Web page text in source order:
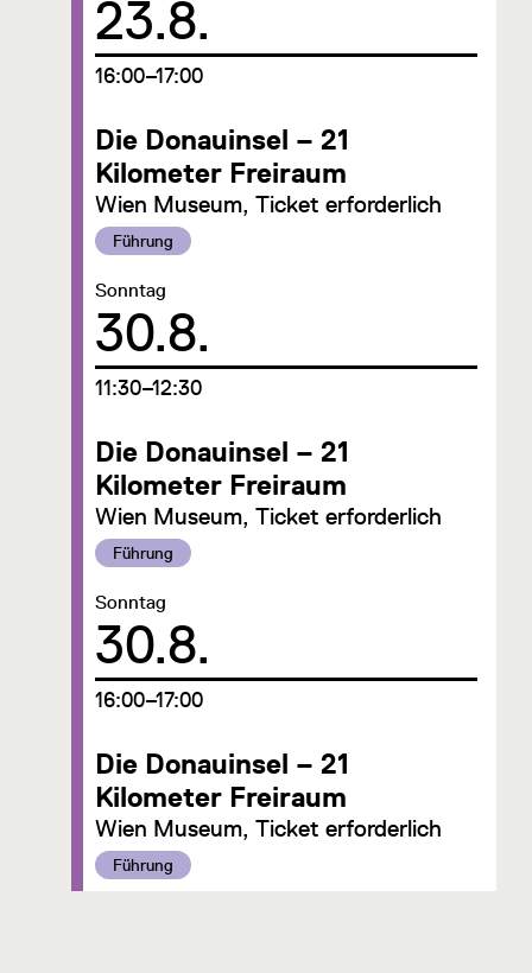
Die Donauinsel – 21
Kilometer Freiraum
Wien Museum, Ticket erforderlich
Kategorie:
Führung
23.8.
um
16:00–17:00
Die Donauinsel – 21
Kilometer Freiraum
Wien Museum, Ticket erforderlich
Kategorie:
Führung
Datum:
30.8.
Sonntag
um
11:30–12:30
Die Donauinsel – 21
Kilometer Freiraum
Wien Museum, Ticket erforderlich
Kategorie:
Führung
Datum:
30.8.
Sonntag
um
16:00–17:00